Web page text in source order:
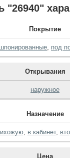
"26940"
Покрытие
шпонированные, под
Открывания
наружное
Назначение
, в кабинет,
Цена